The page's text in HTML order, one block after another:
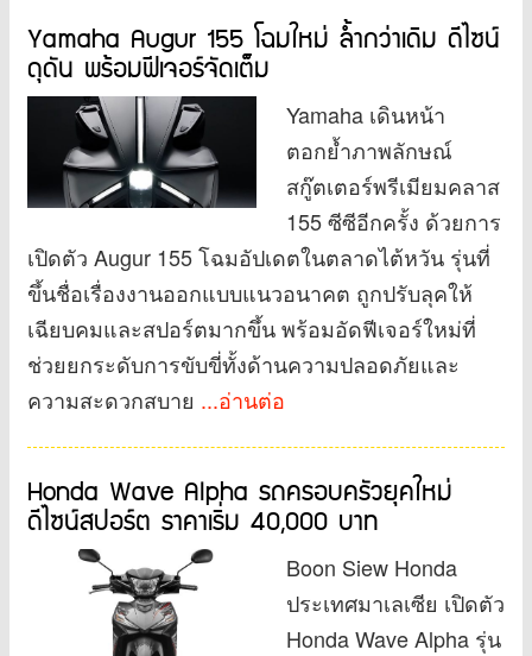
Yamaha Augur 155 โฉมใหม่ ล้ำกว่าเดิม ดีไซน์
ดุดัน พร้อมฟีเจอร์จัดเต็ม
Yamaha เดินหน้า
ตอกย้ำภาพลักษณ์
สกู๊ตเตอร์พรีเมียมคลาส
155 ซีซีอีกครั้ง ด้วยการ
เปิดตัว Augur 155 โฉมอัปเดตในตลาดไต้หวัน รุ่นที่
ขึ้นชื่อเรื่องงานออกแบบแนวอนาคต ถูกปรับลุคให้
เฉียบคมและสปอร์ตมากขึ้น พร้อมอัดฟีเจอร์ใหม่ที่
ช่วยยกระดับการขับขี่ทั้งด้านความปลอดภัยและ
ความสะดวกสบาย ...อ่านต่อ
Honda Wave Alpha รถครอบครัวยุคใหม่
ดีไซน์สปอร์ต ราคาเริ่ม 40,000 บาท
Boon Siew Honda
ประเทศมาเลเซีย เปิดตัว
Honda Wave Alpha รุ่น